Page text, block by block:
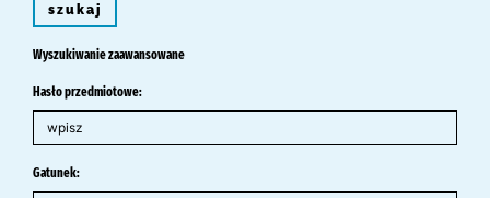
szukaj
Wyszukiwanie zaawansowane
Hasło przedmiotowe:
Gatunek: